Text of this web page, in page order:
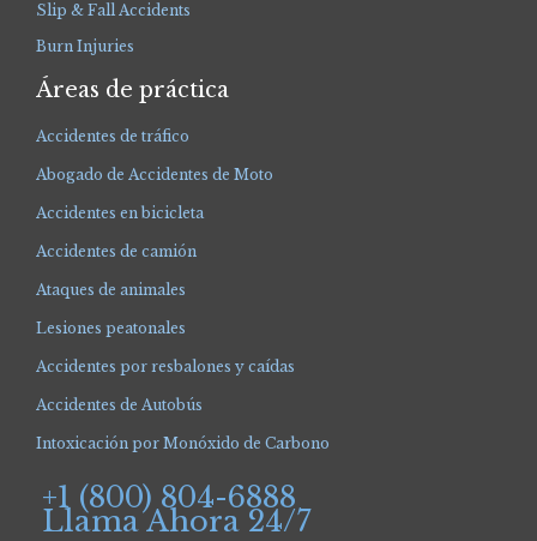
Slip & Fall Accidents
Burn Injuries
Áreas de práctica
Accidentes de tráfico
Abogado de Accidentes de Moto
Accidentes en bicicleta
Accidentes de camión
Ataques de animales
Lesiones peatonales
Accidentes por resbalones y caídas
Accidentes de Autobús
Intoxicación por Monóxido de Carbono
+1 (800) 804-6888
Llama Ahora 24/7